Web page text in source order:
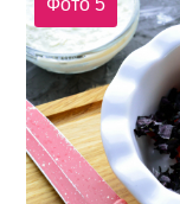
Фото 5